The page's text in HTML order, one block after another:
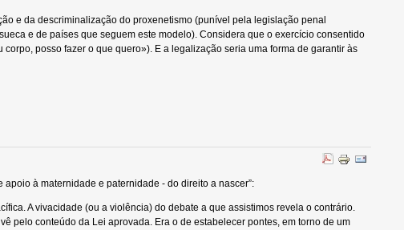
e da descriminalização do proxenetismo (punível pela legislação penal
e de países que seguem este modelo). Considera que o exercício consentido
posso fazer o que quero»). E a legalização seria uma forma de garantir às
à maternidade e paternidade - do direito a nascer”:
A vivacidade (ou a violência) do debate a que assistimos revela o contrário.
pelo conteúdo da Lei aprovada. Era o de estabelecer pontes, em torno de um